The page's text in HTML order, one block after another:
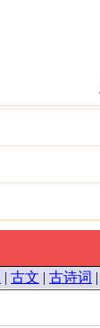
| 古文 | 古诗词 |